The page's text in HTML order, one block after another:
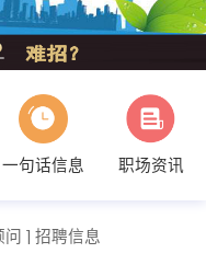
一句话信息 职场资讯
] 招聘信息
有限公司】 强势入驻
限公司】 强势入驻
育培训学校】 强势入驻
] 招聘信息